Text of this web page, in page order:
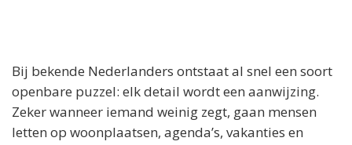
Bij bekende Nederlanders ontstaat al snel een soort
openbare puzzel: elk detail wordt een aanwijzing.
Zeker wanneer iemand weinig zegt, gaan mensen
letten op woonplaatsen, agenda’s, vakanties en